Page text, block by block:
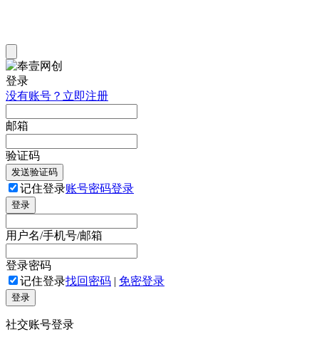
登录
没有账号？立即注册
邮箱
验证码
发送验证码
记住登录账号密码登录
登录
用户名/手机号/邮箱
登录密码
记住登录找回密码 | 免密登录
登录
社交账号登录